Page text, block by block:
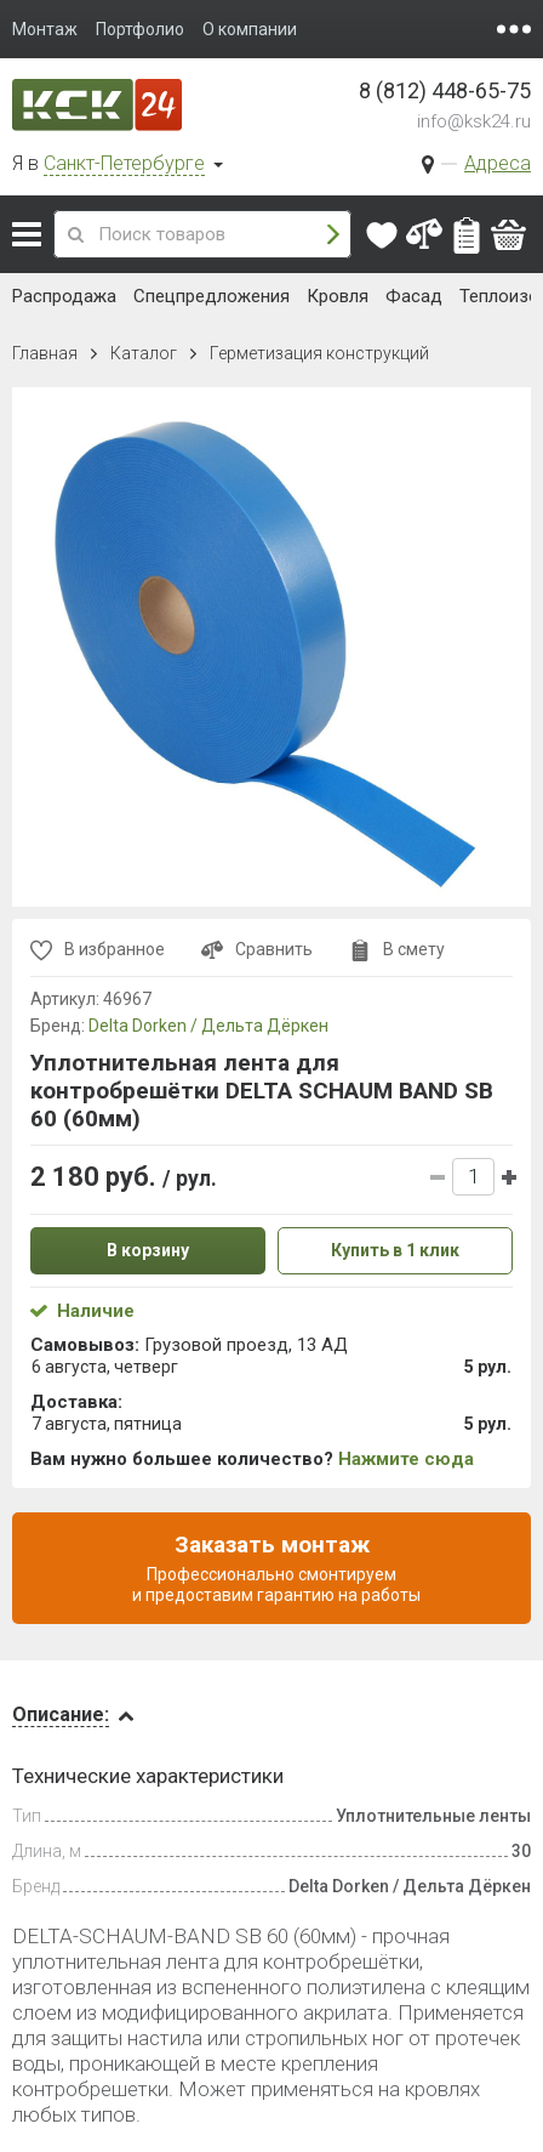
Монтаж Портфолио О компании
Я в Санкт-Петербурге Адреса
8 (812) 448-65-75
info@ksk24.ru
Распродажа Спецпредложения Кровля Фасад
Главная Каталог Герметизация конструкций
и оплата
Описание:
Технические характеристики
Тип
Уплотнительные ленты
Длина, м
30
Бренд
Delta Dorken / Дельта Дёркен
DELTA-SCHAUM-BAND SB 60 (60мм) - прочная
уплотнительная лента для контробрешётки,
изготовленная из вспененного полиэтилена с клеящим
слоем из модифицированного акрилата. Применяется
для защиты настила или стропильных ног от протечек
воды, проникающей в месте крепления
контробрешетки. Может применяться на кровлях
любых типов.
В избранное Сравнить В смету
Артикул: 46967
Бренд: Delta Dorken / Дельта Дёркен
Уплотнительная лента для
контробрешётки DELTA SCHAUM BAND SB
60 (60мм)
2 180 руб. / рул.
В корзину Купить в 1 клик
Наличие
Самовывоз: Грузовой проезд, 13 АД
6 августа, четверг 5 рул.
Доставка:
7 августа, пятница 5 рул.
Вам нужно большее количество? Нажмите сюда
Заказать монтаж
Профессионально смонтируем
и предоставим гарантию на работы